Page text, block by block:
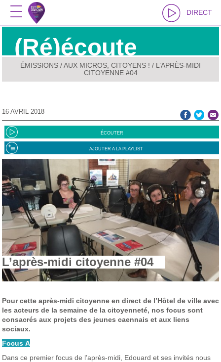
DIRECT
(Ré)écoute
ÉMISSIONS /AUX MICROS, CITOYENS ! / L’APRÈS-MIDI
CITOYENNE #04
16 AVRIL 2018
ÉCOUTER
AJOUTER A LA PLAYLIST
L’après-midi citoyenne #04
Pour cette après-midi citoyenne en direct de l’Hôtel de ville avec
les acteurs de la semaine de la citoyenneté, nos focus sont
consacrés aux projets des jeunes caennais et aux liens
sociaux.
Focus A
Dans ce premier focus de l’après-midi, Edouard et ses invités nous